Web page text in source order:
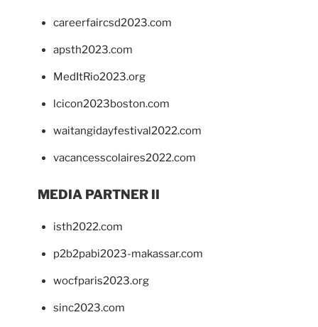
careerfaircsd2023.com
apsth2023.com
MedItRio2023.org
lcicon2023boston.com
waitangidayfestival2022.com
vacancesscolaires2022.com
MEDIA PARTNER II
isth2022.com
p2b2pabi2023-makassar.com
wocfparis2023.org
sinc2023.com